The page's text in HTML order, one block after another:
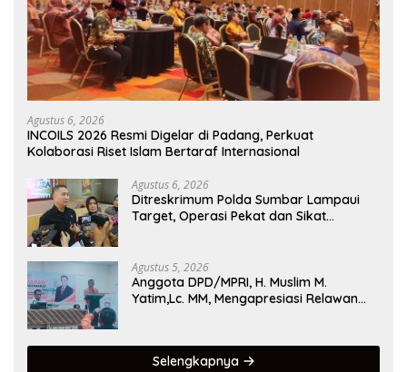
Agustus 6, 2026
INCOILS 2026 Resmi Digelar di Padang, Perkuat
Kolaborasi Riset Islam Bertaraf Internasional
Agustus 6, 2026
Ditreskrimum Polda Sumbar Lampaui
Target, Operasi Pekat dan Sikat
Agustus 5, 2026
Anggota DPD/MPRI, H. Muslim M.
Yatim,Lc. MM, Mengapresiasi Relawan
Selengkapnya